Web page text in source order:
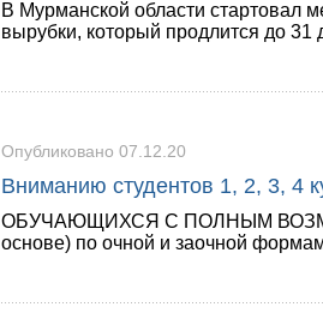
В Мурманской области стартовал
вырубки, который продлится до 31
Опубликовано 07.12.20
Вниманию студентов 1, 2, 3, 4
ОБУЧАЮЩИХСЯ С ПОЛНЫМ
основе) по очной и заочной